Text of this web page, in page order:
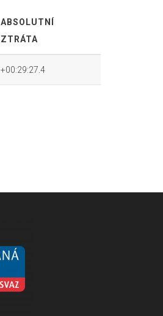
ABSOLUTNÍ
ZTRÁTA
+00:29:27.4